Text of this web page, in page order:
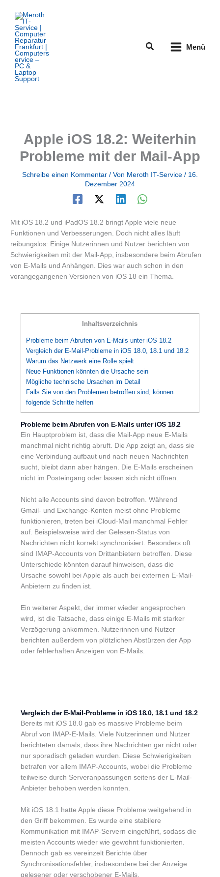
Inhalt
springen
Suchen Menü
Apple iOS 18.2: Weiterhin
Probleme mit der Mail-App
Schreibe einen Kommentar / Von Meroth IT-Service / 16.
Dezember 2024
Mit iOS 18.2 und iPadOS 18.2 bringt Apple viele neue
Funktionen und Verbesserungen. Doch nicht alles läuft
reibungslos: Einige Nutzerinnen und Nutzer berichten von
Schwierigkeiten mit der Mail-App, insbesondere beim Abrufen
von E-Mails und Anhängen. Dies war auch schon in den
vorangegangenen Versionen von iOS 18 ein Thema.
Inhaltsverzeichnis
Probleme beim Abrufen von E-Mails unter iOS 18.2
Vergleich der E-Mail-Probleme in iOS 18.0, 18.1 und 18.2
Warum das Netzwerk eine Rolle spielt
Neue Funktionen könnten die Ursache sein
Mögliche technische Ursachen im Detail
Falls Sie von den Problemen betroffen sind, können
folgende Schritte helfen
Probleme beim Abrufen von E-Mails unter iOS 18.2
Ein Hauptproblem ist, dass die Mail-App neue E-Mails
manchmal nicht richtig abruft. Die App zeigt an, dass sie
eine Verbindung aufbaut und nach neuen Nachrichten
sucht, bleibt dann aber hängen. Die E-Mails erscheinen
nicht im Posteingang oder lassen sich nicht öffnen.
Nicht alle Accounts sind davon betroffen. Während
Gmail- und Exchange-Konten meist ohne Probleme
funktionieren, treten bei iCloud-Mail manchmal Fehler
auf. Beispielsweise wird der Gelesen-Status von
Nachrichten nicht korrekt synchronisiert. Besonders oft
sind IMAP-Accounts von Drittanbietern betroffen. Diese
Unterschiede könnten darauf hinweisen, dass die
Ursache sowohl bei Apple als auch bei externen E-Mail-
Anbietern zu finden ist.
Ein weiterer Aspekt, der immer wieder angesprochen
wird, ist die Tatsache, dass einige E-Mails mit starker
Verzögerung ankommen. Nutzerinnen und Nutzer
berichten außerdem von plötzlichen Abstürzen der App
oder fehlerhaften Anzeigen von E-Mails.
Vergleich der E-Mail-Probleme in iOS 18.0, 18.1 und 18.2
Bereits mit iOS 18.0 gab es massive Probleme beim
Abruf von IMAP-E-Mails. Viele Nutzerinnen und Nutzer
berichteten damals, dass ihre Nachrichten gar nicht oder
nur sporadisch geladen wurden. Diese Schwierigkeiten
betrafen vor allem IMAP-Accounts, wobei die Probleme
teilweise durch Serveranpassungen seitens der E-Mail-
Anbieter behoben werden konnten.
Mit iOS 18.1 hatte Apple diese Probleme weitgehend in
den Griff bekommen. Es wurde eine stabilere
Kommunikation mit IMAP-Servern eingeführt, sodass die
meisten Accounts wieder wie gewohnt funktionierten.
Dennoch gab es vereinzelt Berichte über
Synchronisationsfehler, insbesondere bei der Anzeige
gelesener oder verschobener E-Mails.